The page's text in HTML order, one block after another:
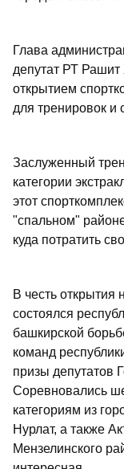
Глава
депутат РТ
открытием
для тренировок и
Заслуженный
категории
этот
"спальном"
куда потратить
В честь открытия
состоялся
башкирской
команд
призы депутатов
Соревновались
категориям из
Нурлат, а также
Мензелинского